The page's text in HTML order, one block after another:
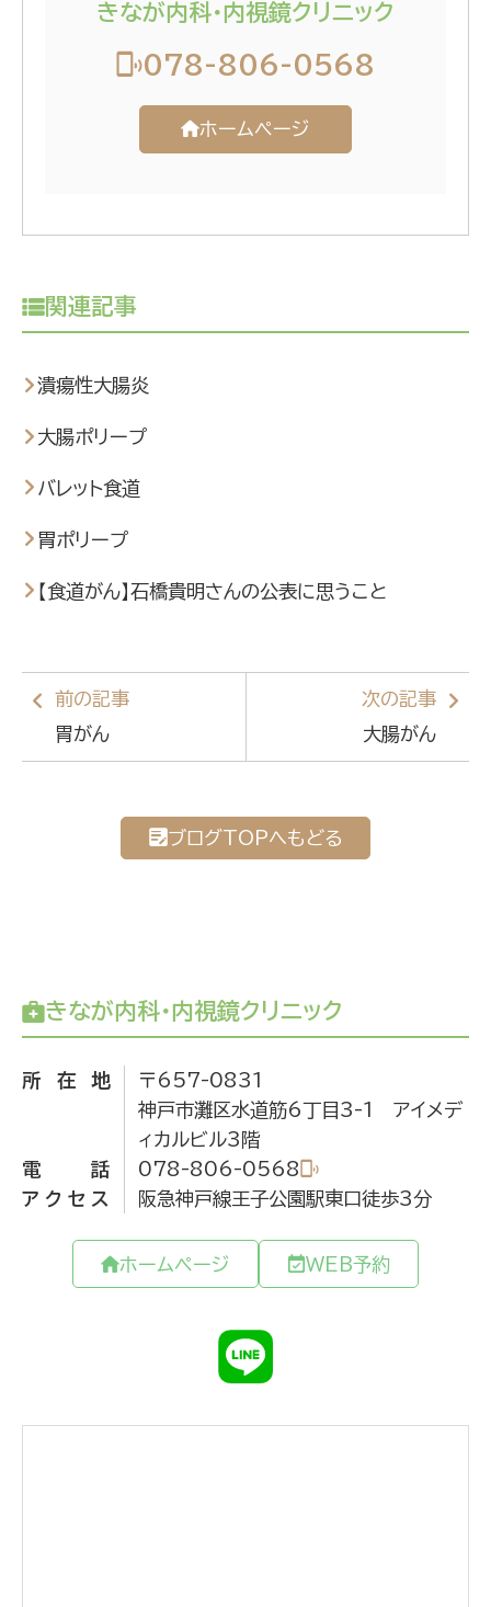
きなが内科・内視鏡クリニック
078-806-0568
ホームページ
関連記事
潰瘍性大腸炎
大腸ポリープ
バレット食道
胃ポリープ
【食道がん】石橋貴明さんの公表に思うこと
前の記事
胃がん
次の記事
大腸がん
ブログTOPへもどる
きなが内科・内視鏡クリニック
所在地
〒657-0831
神戸市灘区水道筋6丁目3-1 アイメデ
ィカルビル3階
電話
078-806-0568
アクセス
阪急神戸線王子公園駅東口徒歩3分
ホームページ WEB予約